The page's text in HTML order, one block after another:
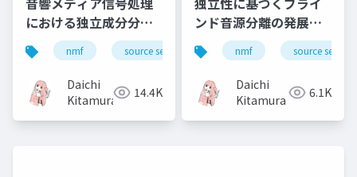
における独立成分分析
の発展と応用, History
of independent
component analysis
for sound media
signal processing
nmf source separation bss ica
Daichi
Kitamura
14.4K
ンド音源分離の発展と
独立低ランク行列分析
History of
independence-based
blind source
separation and
nmf source
Daichi
Kitamura
6.1K